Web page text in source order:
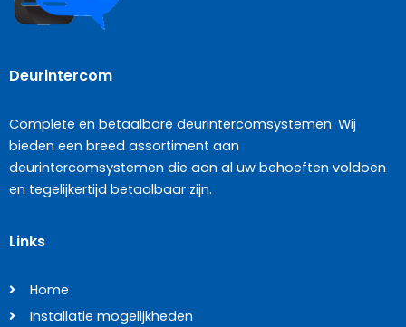
Deurintercom
Complete en betaalbare deurintercomsystemen. Wij
bieden een breed assortiment aan
deurintercomsystemen die aan al uw behoeften voldoen
en tegelijkertijd betaalbaar zijn.
Links
Home
Installatie mogelijkheden